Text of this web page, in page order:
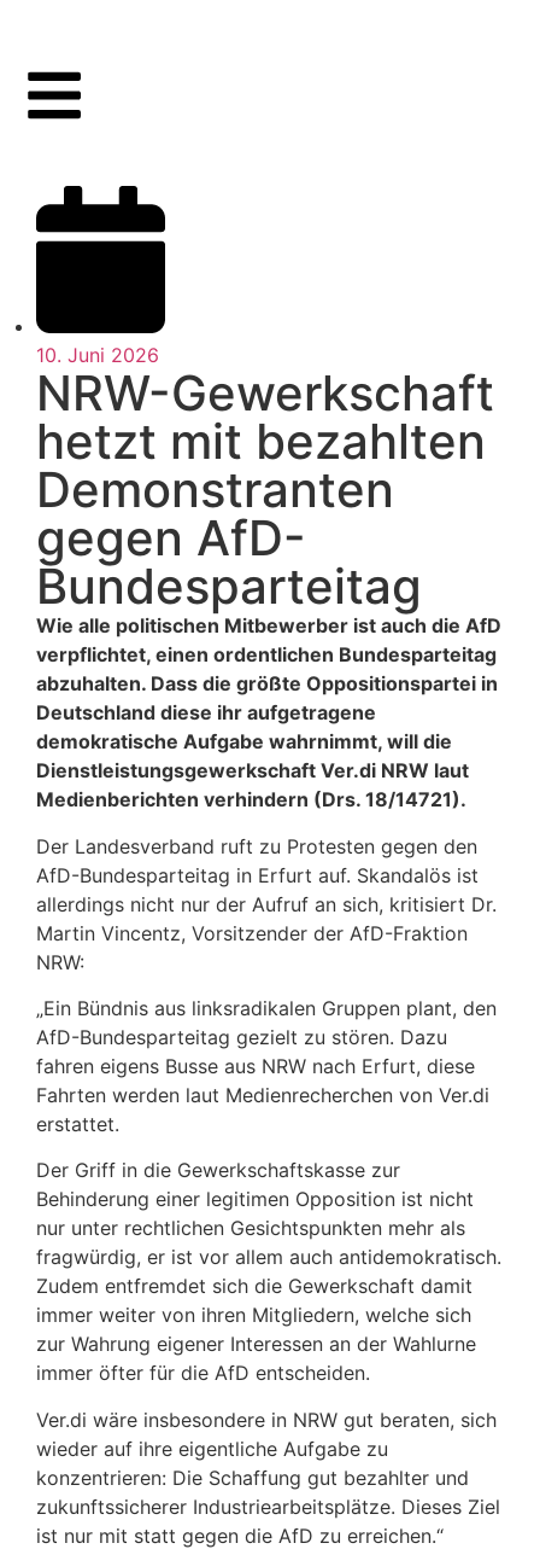
10. Juni 2026
NRW-Gewerkschaft
hetzt mit bezahlten
Demonstranten
gegen AfD-
Bundesparteitag
Wie alle politischen Mitbewerber ist auch die AfD
verpflichtet, einen ordentlichen Bundesparteitag
abzuhalten. Dass die größte Oppositionspartei in
Deutschland diese ihr aufgetragene
demokratische Aufgabe wahrnimmt, will die
Dienstleistungsgewerkschaft Ver.di NRW laut
Medienberichten verhindern (Drs. 18/14721).
Der Landesverband ruft zu Protesten gegen den
AfD-Bundesparteitag in Erfurt auf. Skandalös ist
allerdings nicht nur der Aufruf an sich, kritisiert Dr.
Martin Vincentz, Vorsitzender der AfD-Fraktion
NRW:
„Ein Bündnis aus linksradikalen Gruppen plant, den
AfD-Bundesparteitag gezielt zu stören. Dazu
fahren eigens Busse aus NRW nach Erfurt, diese
Fahrten werden laut Medienrecherchen von Ver.di
erstattet.
Der Griff in die Gewerkschaftskasse zur
Behinderung einer legitimen Opposition ist nicht
nur unter rechtlichen Gesichtspunkten mehr als
fragwürdig, er ist vor allem auch antidemokratisch.
Zudem entfremdet sich die Gewerkschaft damit
immer weiter von ihren Mitgliedern, welche sich
zur Wahrung eigener Interessen an der Wahlurne
immer öfter für die AfD entscheiden.
Ver.di wäre insbesondere in NRW gut beraten, sich
wieder auf ihre eigentliche Aufgabe zu
konzentrieren: Die Schaffung gut bezahlter und
zukunftssicherer Industriearbeitsplätze. Dieses Ziel
ist nur mit statt gegen die AfD zu erreichen.“